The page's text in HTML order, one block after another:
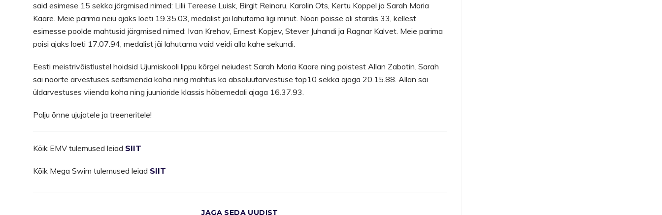
said esimese 15 sekka järgmised nimed: Lilii Tereese Luisk, Birgit Reinaru, Karolin Ots, Kertu Koppel ja Sarah Maria
Kaare. Meie parima neiu ajaks loeti 19.35.03, medalist jäi lahutama ligi minut. Noori poisse oli stardis 33, kellest
esimesse poolde mahtusid järgmised nimed: Ivan Krehov, Ernest Kopjev, Stever Juhandi ja Ragnar Kalvet. Meie parima
poisi ajaks loeti 17.07.94, medalist jäi lahutama vaid veidi alla kahe sekundi.
Eesti meistrivõistlustel hoidsid Ujumiskooli lippu kõrgel neiudest Sarah Maria Kaare ning poistest Allan Zabotin. Sarah
sai noorte arvestuses seitsmenda koha ning mahtus ka absoluutarvestuse top10 sekka ajaga 20.15.88. Allan sai
üldarvestuses viienda koha ning juunioride klassis hõbemedali ajaga 16.37.93.
Palju õnne ujujatele ja treeneritele!
Kõik EMV tulemused leiad SIIT
Kõik Mega Swim tulemused leiad SIIT
JAGA SEDA UUDIST